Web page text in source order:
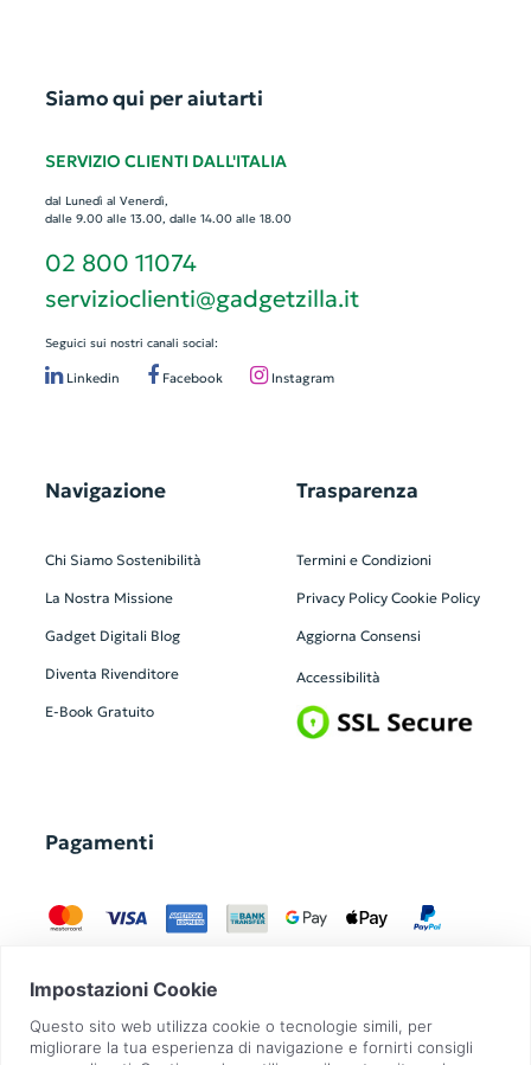
Siamo qui per aiutarti
SERVIZIO CLIENTI DALL'ITALIA
dal Lunedì al Venerdì,
dalle 9.00 alle 13.00, dalle 14.00 alle 18.00
02 800 11074
servizioclienti@gadgetzilla.it
Seguici sui nostri canali social:
Linkedin Facebook Instagram
Navigazione
Chi Siamo Sostenibilità
La Nostra Missione
Gadget Digitali Blog
Diventa Rivenditore
E-Book Gratuito
Trasparenza
Termini e Condizioni
Privacy Policy Cookie Policy
Aggiorna Consensi
Accessibilità
Pagamenti